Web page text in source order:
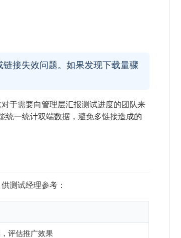
接失效问题。如果发现下载量骤
于需要向管理层汇报测试进度的团队来
统一统计双端数据，避免多链接造成的
测试经理参考：
评估推广效果